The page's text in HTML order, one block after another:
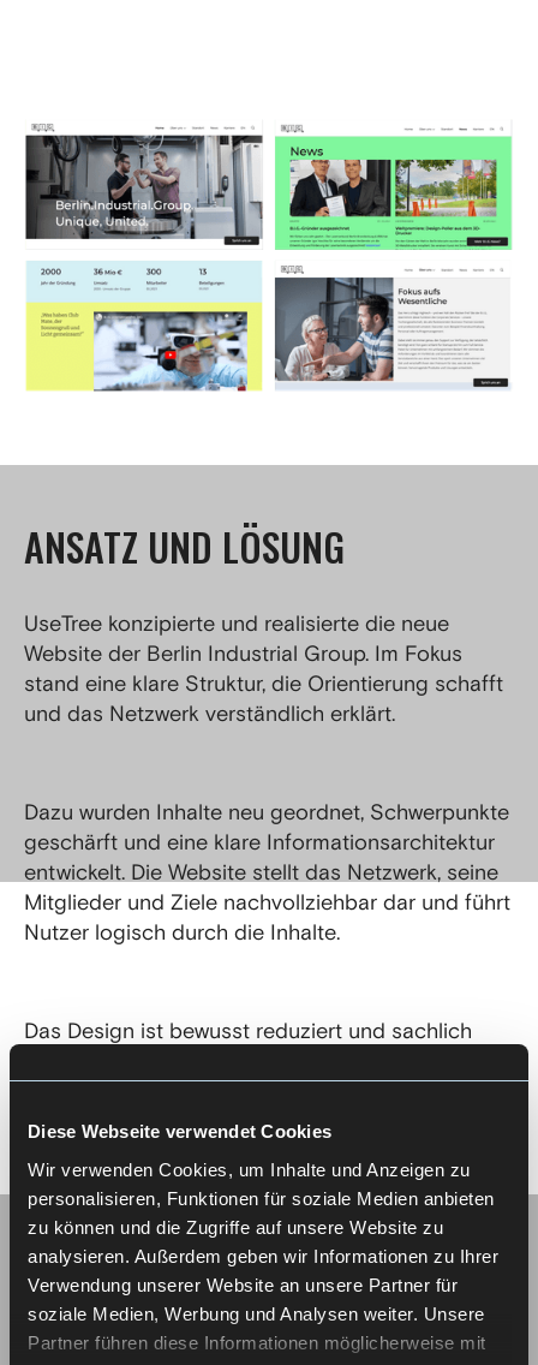
Diese Webseite verwendet Cookies
Wir verwenden Cookies, um Inhalte und Anzeigen zu
personalisieren, Funktionen für soziale Medien anbieten
zu können und die Zugriffe auf unsere Website zu
analysieren. Außerdem geben wir Informationen zu Ihrer
Verwendung unserer Website an unsere Partner für
soziale Medien, Werbung und Analysen weiter. Unsere
Partner führen diese Informationen möglicherweise mit
ANSATZ UND LÖSUNG
UseTree konzipierte und realisierte die neue
Website der Berlin Industrial Group. Im Fokus
stand eine klare Struktur, die Orientierung schafft
und das Netzwerk verständlich erklärt.
Dazu wurden Inhalte neu geordnet, Schwerpunkte
geschärft und eine klare Informationsarchitektur
entwickelt. Die Website stellt das Netzwerk, seine
Mitglieder und Ziele nachvollziehbar dar und führt
Nutzer logisch durch die Inhalte.
Das Design ist bewusst reduziert und sachlich
ohne technisch zu wirken, und schafft eine
professionelle, vertrauenswürdige Außenwirkung.